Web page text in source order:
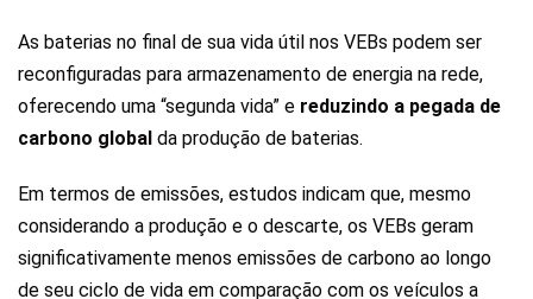
As baterias no final de sua vida útil nos VEBs podem ser
reconfiguradas para armazenamento de energia na rede,
oferecendo uma “segunda vida” e reduzindo a pegada de
carbono global da produção de baterias.
Em termos de emissões, estudos indicam que, mesmo
considerando a produção e o descarte, os VEBs geram
significativamente menos emissões de carbono ao longo
de seu ciclo de vida em comparação com os veículos a